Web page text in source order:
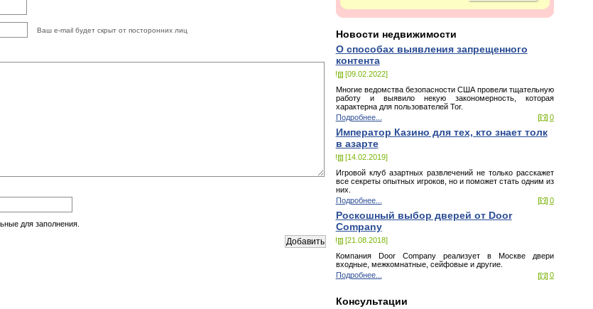
Ваш e-mail будет скрыт от посторонних лиц
для заполнения.
Новости недвижимости
О способах выявления запрещенного
контента
[09.02.2022]
Многие ведомства безопасности США провели тщательную
работу и выявило некую закономерность, которая
характерна для пользователей Tor.
Подробнее...
0
Император Казино для тех, кто знает толк
в азарте
[14.02.2019]
Игровой клуб азартных развлечений не только расскажет
все секреты опытных игроков, но и поможет стать одним из
них.
Подробнее...
0
Роскошный выбор дверей от Door
Company
[21.08.2018]
Компания Door Company реализует в Москве двери
входные, межкомнатные, сейфовые и другие.
Подробнее...
0
Консультации